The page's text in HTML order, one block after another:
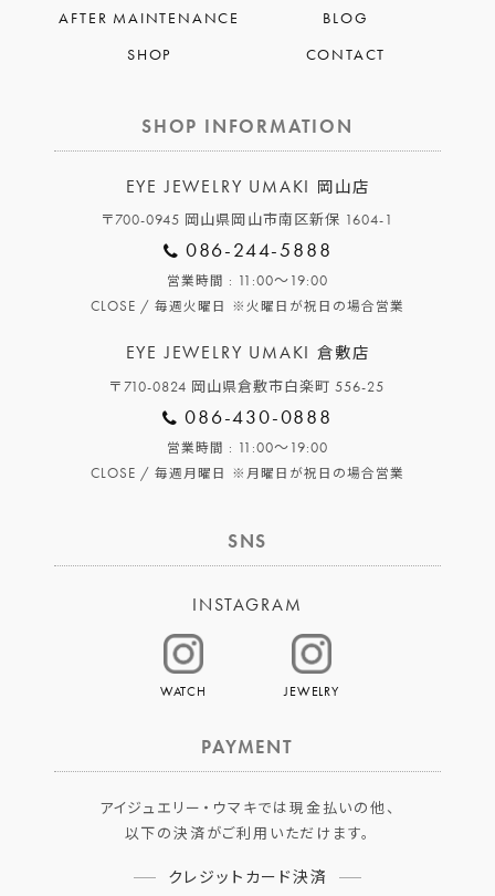
AFTER MAINTENANCE
BLOG
SHOP
CONTACT
SHOP INFORMATION
EYE JEWELRY UMAKI 岡山店
〒700-0945 岡山県岡山市南区新保 1604-1
086-244-5888
営業時間 : 11:00～19:00
CLOSE /毎週火曜日 ※火曜日が祝日の場合営業
EYE JEWELRY UMAKI 倉敷店
〒710-0824 岡山県倉敷市白楽町 556-25
086-430-0888
営業時間 : 11:00～19:00
CLOSE /毎週月曜日 ※月曜日が祝日の場合営業
SNS
INSTAGRAM
WATCH JEWELRY
PAYMENT
アイジュエリー・ウマキでは現金払いの他、
以下の決済がご利用いただけます。
クレジットカード決済